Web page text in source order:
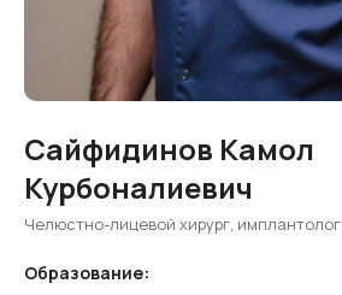
Сайфидинов Камол
Курбоналиевич
Челюстно-лицевой хирург, имплантолог
Образование: